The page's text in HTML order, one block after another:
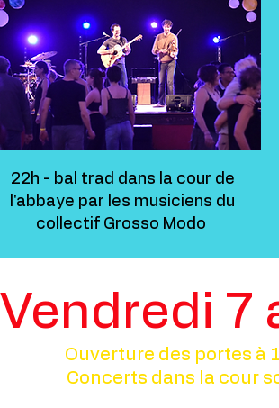
22h - bal trad dans la cour de
l'abbaye par les musiciens du
collectif Grosso Modo
Vendredi 7
Ouverture des portes à
Concerts dans la cour